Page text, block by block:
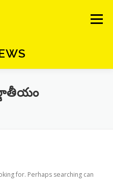
Menu
for. Perhaps searching can